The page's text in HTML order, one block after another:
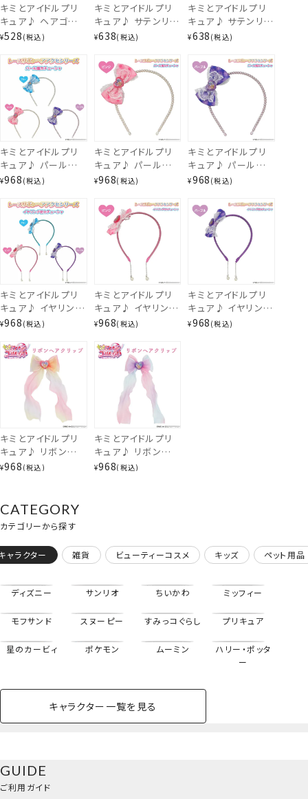
※こちらの商品は発送日が2～3営業日
以内となります。
※その他の商品を同時にご注文いただいた場合、すべての商
品が整い次第の出荷
となります。
キミとアイドルプリ
キュア♪ ヘアゴム
シェイクヘアポニー
PR43899
¥528 税込
キミとアイドルプリ
キュア♪ サテンリボ
ンアクセサリー ＜
¥638 税込
キミとアイドルプリ
キュア♪ サテンリボ
ンアクセサリー ＜
PR41161
¥638 税込
キミとアイドルプリ
キュア♪ パール風
カチューシャ ＜ ブ
ル ＞ 粧美堂
SHOBIDO
¥968 税込
キミとアイドルプリ
キュア♪ パール風
カチューシャ ＜ ピ
¥968 税込
キミとアイドルプリ
キュア♪ パール風
カチューシャ ＜ パ
¥968 税込
キミとアイドルプリ
キュア♪ イヤリング
付カチューシャ ＜
プル ＞ 粧美堂
SHOBIDO
¥968 税込
キミとアイドルプリ
キュア♪ イヤリング
付カチューシャ ＜
¥968 税込
キミとアイドルプリ
キュア♪ イヤリング
付カチューシャ ＜
¥968 税込
キミとアイドルプリ
キュア♪ リボンヘア
クリップ ＜ ピンク
¥968 税込
キミとアイドルプリ
キュア♪ リボンヘア
クリップ ＜ パープ
¥968 税込
CATEGORY
カテゴリーから探す
ャラクター 雑貨 ビューティーコスメ キッズ ペット用品
ディズニー サンリオ ちいかわ ミッフィー
モフサンド スヌーピー すみっコぐらし プリキュア
星のカービィ ポケモン ムーミン
ハリー・ポッタ
ー
キャラクター一覧を見る
イクアップ
バッグ・タオル・
小物
GUIDE
ご利用ガイド